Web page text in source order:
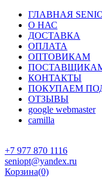
ГЛАВНАЯ
О НАС
ДОСТАВКА
ОПЛАТА
ОПТОВИКАМ
КОНТАКТЫ
ПОКУПАЕМ
ОТЗЫВЫ
google webmaster
camilla
+7 977 870 1116
seniopt@yandex.ru
Корзина(0)